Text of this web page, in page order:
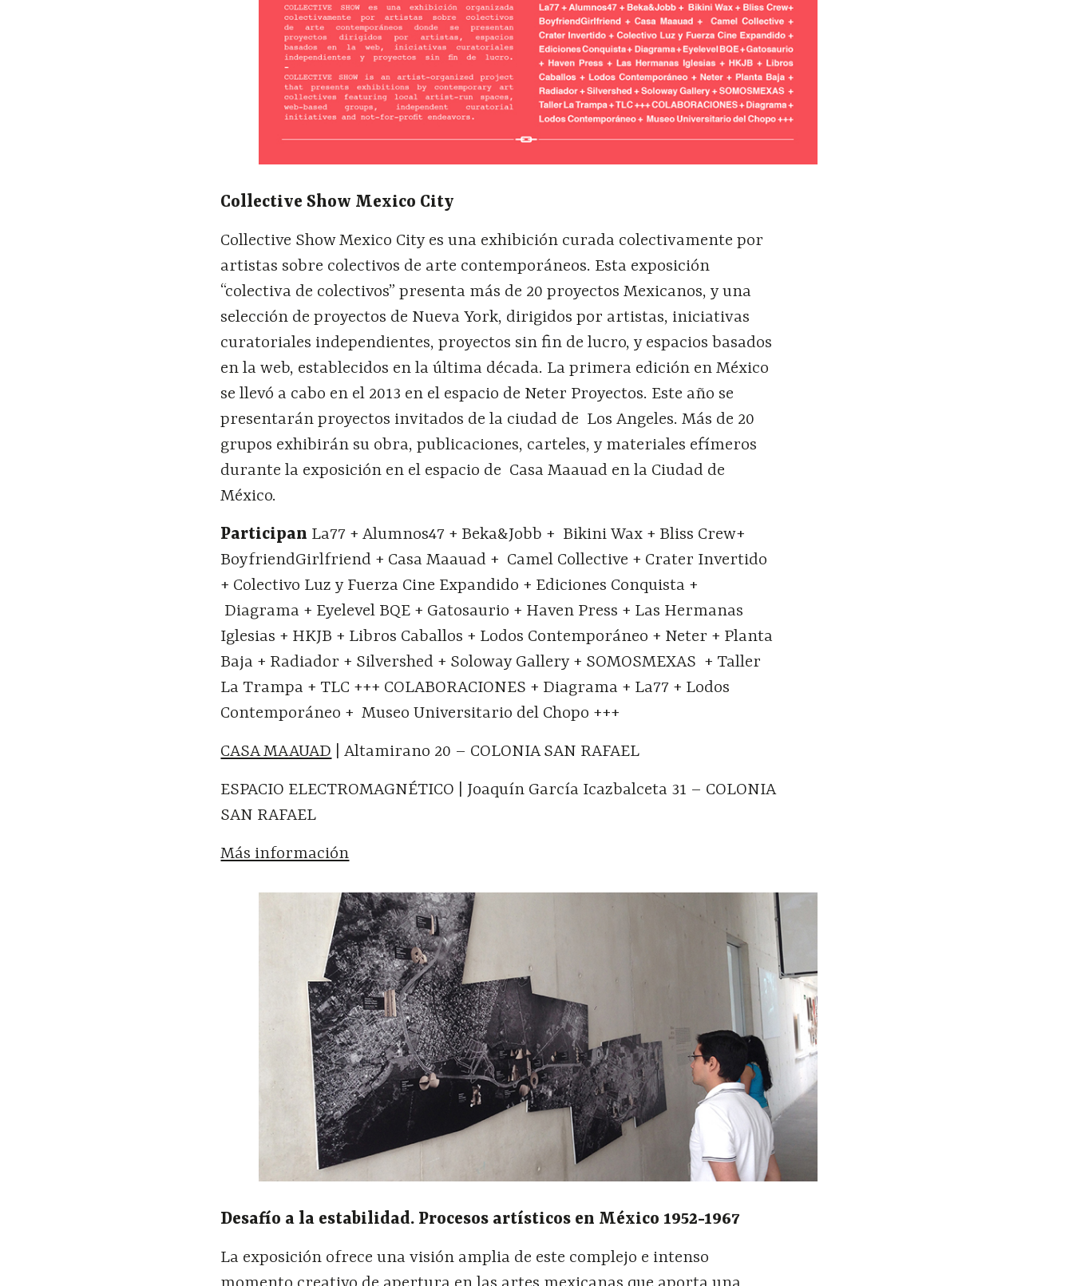
Collective Show Mexico City
Collective Show Mexico City es una exhibición curada colectivamente por
artistas sobre colectivos de arte contemporáneos. Esta exposición
“colectiva de colectivos” presenta más de 20 proyectos Mexicanos, y una
selección de proyectos de Nueva York, dirigidos por artistas, iniciativas
curatoriales independientes, proyectos sin fin de lucro, y espacios basados
en la web, establecidos en la última década. La primera edición en México
se llevó a cabo en el 2013 en el espacio de Neter Proyectos. Este año se
presentarán proyectos invitados de la ciudad de Los Angeles. Más de 20
grupos exhibirán su obra, publicaciones, carteles, y materiales efímeros
durante la exposición en el espacio de Casa Maauad en la Ciudad de
México.
Participan La77 + Alumnos47 + Beka&Jobb + Bikini Wax + Bliss Crew+
BoyfriendGirlfriend + Casa Maauad + Camel Collective + Crater Invertido
+ Colectivo Luz y Fuerza Cine Expandido + Ediciones Conquista +
Diagrama + Eyelevel BQE + Gatosaurio + Haven Press + Las Hermanas
Iglesias + HKJB + Libros Caballos + Lodos Contemporáneo + Neter + Planta
Baja + Radiador + Silvershed + Soloway Gallery + SOMOSMEXAS + Taller
La Trampa + TLC +++ COLABORACIONES + Diagrama + La77 + Lodos
Contemporáneo + Museo Universitario del Chopo +++
CASA MAAUAD | Altamirano 20 – COLONIA SAN RAFAEL
ESPACIO ELECTROMAGNÉTICO | Joaquín García Icazbalceta 31 – COLONIA
SAN RAFAEL
Más información
Desafío a la estabilidad. Procesos artísticos en México 1952-1967
La exposición ofrece una visión amplia de este complejo e intenso